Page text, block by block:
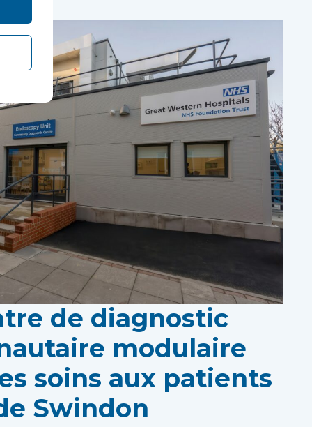
de diagnostic
modulaire
soins aux patients
Swindon